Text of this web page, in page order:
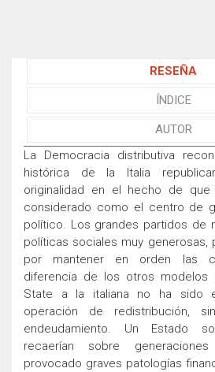
RESEÑA
ÍNDICE
AUTOR
La Democracia distributiva
histórica de la Italia
originalidad en el hecho de
considerado como el centro de
político. Los grandes partidos de
políticas sociales muy generosas,
por mantener en orden las
diferencia de los otros modelos
State a la italiana no ha sido
operación de redistribución,
endeudamiento. Un Estado
recaerían sobre
provocado graves patologías